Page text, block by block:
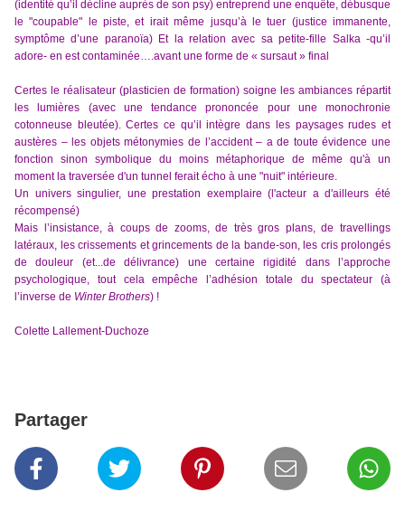
(identité qu’il décline auprès de son psy) entreprend une enquête, débusque
le "coupable" le piste, et irait même jusqu’à le tuer (justice immanente,
symptôme d’une paranoïa) Et la relation avec sa petite-fille Salka -qu’il
adore- en est contaminée….avant une forme de « sursaut » final
Certes le réalisateur (plasticien de formation) soigne les ambiances répartit
les lumières (avec une tendance prononcée pour une monochronie
cotonneuse bleutée). Certes ce qu’il intègre dans les paysages rudes et
austères – les objets métonymies de l’accident – a de toute évidence une
fonction sinon symbolique du moins métaphorique de même qu'à un
moment la traversée d'un tunnel ferait écho à une "nuit" intérieure.
Un univers singulier, une prestation exemplaire (l'acteur a d'ailleurs été
récompensé)
Mais l’insistance, à coups de zooms, de très gros plans, de travellings
latéraux, les crissements et grincements de la bande-son, les cris prolongés
de douleur (et...de délivrance) une certaine rigidité dans l’approche
psychologique, tout cela empêche l’adhésion totale du spectateur (à
l’inverse de Winter Brothers) !
Colette Lallement-Duchoze
Partager